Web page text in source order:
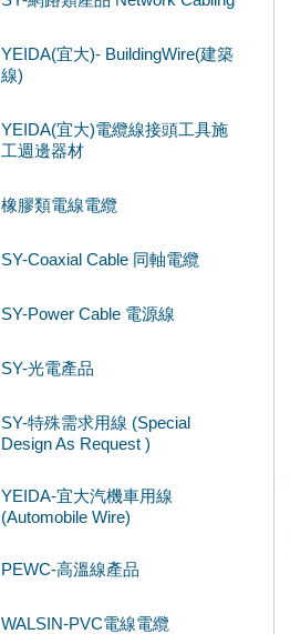
YEIDA(宜大)- BuildingWire(建築
線)
YEIDA(宜大)電纜線接頭工具施
工週邊器材
橡膠類電線電纜
SY-Coaxial Cable 同軸電纜
SY-Power Cable 電源線
SY-光電產品
SY-特殊需求用線 (Special
Design As Request )
YEIDA-宜大汽機車用線
(Automobile Wire)
PEWC-高溫線產品
WALSIN-PVC電線電纜